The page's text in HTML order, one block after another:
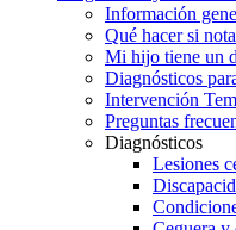
Información
Qué hacer si
Mi hijo tiene un
Diagnósticos
Intervención
Preguntas
Diagnósticos
Lesiones